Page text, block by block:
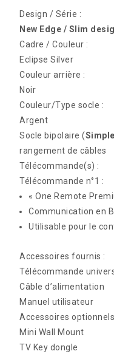
Design / Série :
New Edge / Slim
Cadre / Couleur :
Eclipse Silver
Couleur arrière :
Noir
Couleur/Type socle :
Argent
Socle bipolaire (
rangement de câbles
Télécommande(s) :
Télécommande n°1 :
« One Remote
Communication en
Utilisable pour le
Accessoires fournis :
Télécommande
Câble d’alimentation
Manuel utilisateur
Accessoires
Mini Wall Mount
TV Key dongle